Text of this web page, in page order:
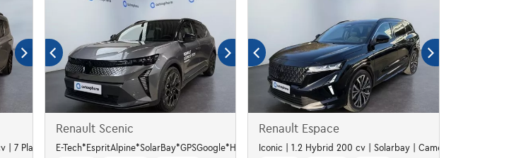
| 7 Places | Clim | Camera
Renault Scenic
E-Tech*EspritAlpine*SolarBay*GPSGoogle*HarmanKardon*
Renault Espace
Iconic | 1.2 Hybrid 200 cv | Solarbay | Camera | Capteurs